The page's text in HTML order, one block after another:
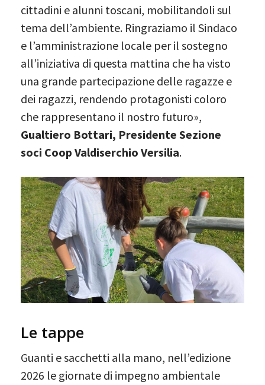
cittadini e alunni toscani, mobilitandoli sul
tema dell’ambiente. Ringraziamo il Sindaco
e l’amministrazione locale per il sostegno
all’iniziativa di questa mattina che ha visto
una grande partecipazione delle ragazze e
dei ragazzi, rendendo protagonisti coloro
che rappresentano il nostro futuro»,
Gualtiero Bottari, Presidente Sezione
soci Coop Valdiserchio Versilia.
Le tappe
Guanti e sacchetti alla mano, nell’edizione
2026 le giornate di impegno ambientale